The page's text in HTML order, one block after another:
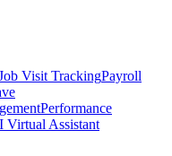
Visit TrackingPayroll
Performance
Virtual Assistant